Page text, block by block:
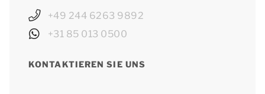
+49 244 6263 9892
+31 85 013 0500
KONTAKTIEREN SIE UNS